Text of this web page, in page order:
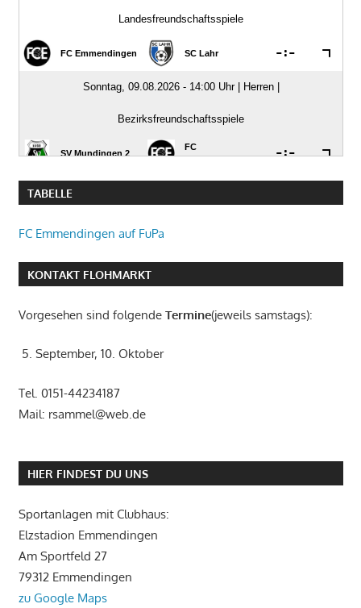
TABELLE
FC Emmendingen auf FuPa
KONTAKT FLOHMARKT
Vorgesehen sind folgende Termine(jeweils samstags):
5. September, 10. Oktober
Tel. 0151-44234187
Mail: rsammel@web.de
HIER FINDEST DU UNS
Sportanlagen mit Clubhaus:
Elzstadion Emmendingen
Am Sportfeld 27
79312 Emmendingen
zu Google Maps